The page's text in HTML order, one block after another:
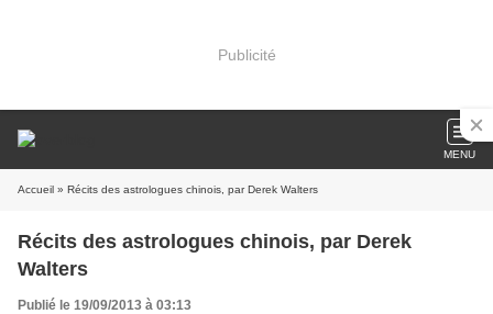
Publicité
MENU
Accueil » Récits des astrologues chinois, par Derek Walters
Récits des astrologues chinois, par Derek
Walters
Publié le 19/09/2013 à 03:13